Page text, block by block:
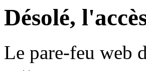
Désolé,
Le pare-feu web